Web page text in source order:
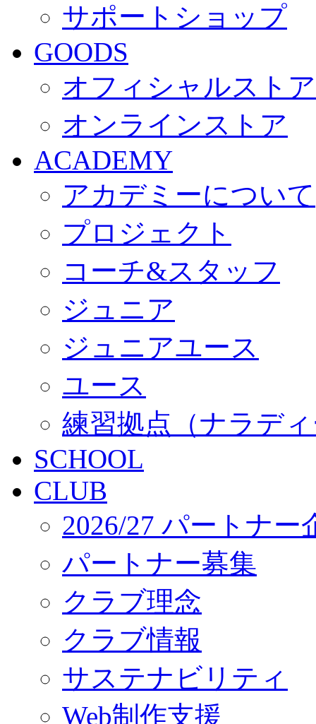
サポートショップ
GOODS
オフィシャルスト
オンラインストア
ACADEMY
アカデミーについて
プロジェクト
コーチ&スタッフ
ジュニア
ジュニアユース
ユース
練習拠点（ナラデ
SCHOOL
CLUB
2026/27 パートナー
パートナー募集
クラブ理念
クラブ情報
サステナビリティ
Web制作支援